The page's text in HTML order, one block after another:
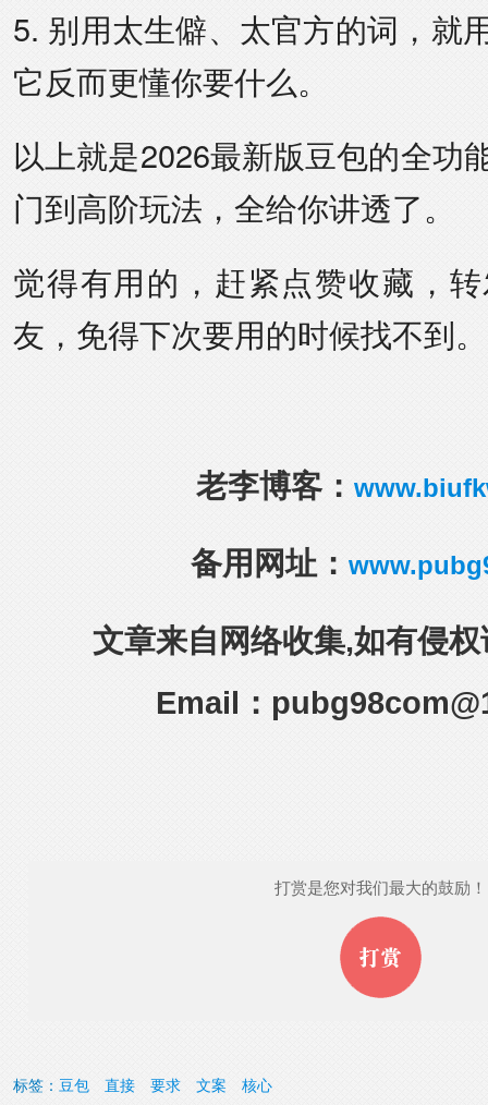
5. 别用太生僻、太官方的词，就
它反而更懂你要什么。
以上就是2026最新版豆包的全功
门到高阶玩法，全给你讲透了。
觉得有用的，赶紧点赞收藏，
友，免得下次要用的时候找不到。
老李博客：
备用网址：
文章来自网络收集,如有侵
Email：
打赏是您对我们最大的鼓励！
标签： 豆包 直接 要求 文案 核心